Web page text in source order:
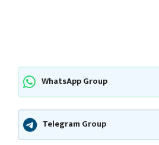
WhatsApp Group
Telegram Group